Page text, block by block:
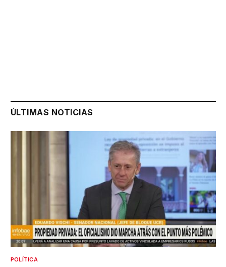
ÚLTIMAS NOTICIAS
POLÍTICA